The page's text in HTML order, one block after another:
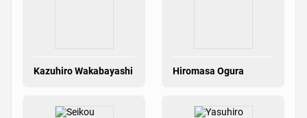
Kazuhiro Wakabayashi Hiromasa Ogura